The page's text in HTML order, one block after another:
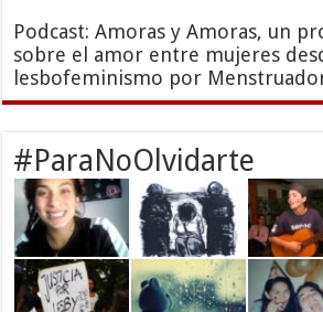
Podcast: Amoras y Amoras, un
sobre el amor entre mujeres
lesbofeminismo por
#ParaNoOlvidarte